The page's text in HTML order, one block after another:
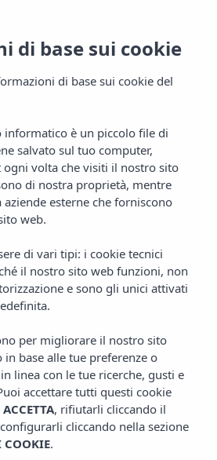
di base sui cookie
di base sui cookie del
informatico è un piccolo file di
salvato sul tuo computer,
volta che visiti il nostro sito
di nostra proprietà, mentre
esterne che forniscono
web.
di vari tipi: i cookie tecnici
il nostro sito web funzioni, non
e sono gli unici attivati
per migliorare il nostro sito
base alle tue preferenze o
linea con le tue ricerche, gusti e
accettare tutti questi cookie
ACCETTA, rifiutarli cliccando il
cliccando nella sezione
COOKIE.